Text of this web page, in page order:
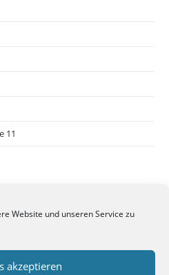
Website und unseren Service zu
akzeptieren
11